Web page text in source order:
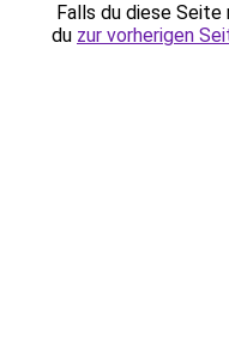
Falls du diese
du zur vorherigen